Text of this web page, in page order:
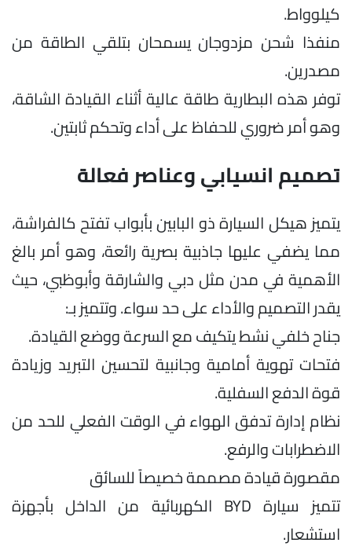
كيلوواط.
منفذا شحن مزدوجان يسمحان بتلقي الطاقة من
مصدرين.
توفر هذه البطارية طاقة عالية أثناء القيادة الشاقة،
وهو أمر ضروري للحفاظ على أداء وتحكم ثابتين.
تصميم انسيابي وعناصر فعالة
يتميز هيكل السيارة ذو البابين بأبواب تفتح كالفراشة،
مما يضفي عليها جاذبية بصرية رائعة، وهو أمر بالغ
الأهمية في مدن مثل دبي والشارقة وأبوظبي، حيث
يقدر التصميم والأداء على حد سواء. وتتميز بـ:
جناح خلفي نشط يتكيف مع السرعة ووضع القيادة.
فتحات تهوية أمامية وجانبية لتحسين التبريد وزيادة
قوة الدفع السفلية.
نظام إدارة تدفق الهواء في الوقت الفعلي للحد من
الاضطرابات والرفع.
مقصورة قيادة مصممة خصيصاً للسائق
تتميز سيارة BYD الكهربائية من الداخل بأجهزة
استشعار.